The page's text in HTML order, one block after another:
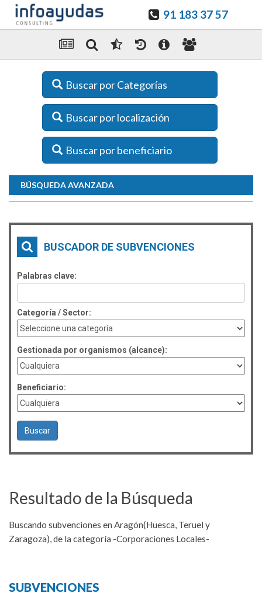
91 183 37 57
Buscar por Categorías
Buscar por localización
Buscar por beneficiario
BÚSQUEDA AVANZADA
BUSCADOR DE SUBVENCIONES
Palabras clave:
Categoría / Sector:
Gestionada por organismos (alcance):
Beneficiario:
Resultado de la Búsqueda
Buscando subvenciones en Aragón(Huesca, Teruel y
Zaragoza), de la categoría -Corporaciones Locales-
SUBVENCIONES